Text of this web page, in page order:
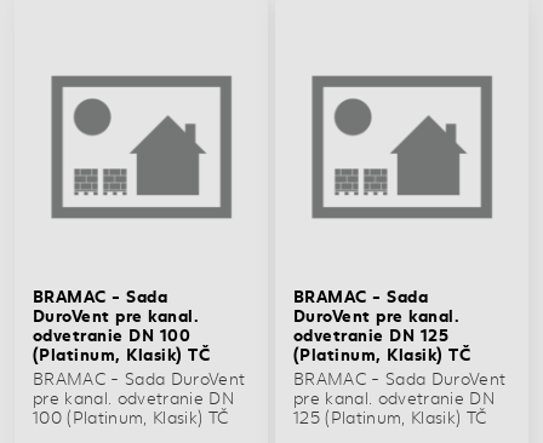
BRAMAC - Sada
DuroVent pre kanal.
odvetranie DN 100
(Platinum, Klasik) TČ
BRAMAC - Sada DuroVent
pre kanal. odvetranie DN
100 (Platinum, Klasik) TČ
BRAMAC - Sada
DuroVent pre kanal.
odvetranie DN 125
(Platinum, Klasik) TČ
BRAMAC - Sada DuroVent
pre kanal. odvetranie DN
125 (Platinum, Klasik) TČ